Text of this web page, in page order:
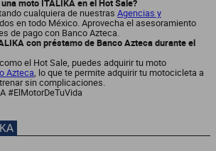
moto ITALIKA en el Hot Sale?
cualquiera de nuestras Agencias y
en todo México. Aprovecha el asesoramiento
de pago con Banco Azteca.
con préstamo de Banco Azteca durante el
el Hot Sale, puedes adquirir tu moto
Azteca, lo que te permite adquirir tu motocicleta a
sin complicaciones.
#ElMotorDeTuVida